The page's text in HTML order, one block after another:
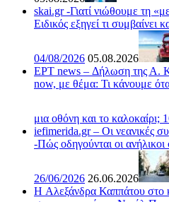
skai.gr -Γιατί νιώθουμε τη
Ειδικός εξηγεί τι συμβαίνει
04/08/2026 05.08.2026
ΕΡΤ news – Δήλωση της Α.
now, με θέμα: Τι κάνουμε
μια οθόνη και το καλοκαίρι;
iefimerida.gr – Οι νεανικές
-Πώς οδηγούνται οι ανήλικοι
26/06/2026 26.06.2026
H Αλεξάνδρα Καππάτου στο